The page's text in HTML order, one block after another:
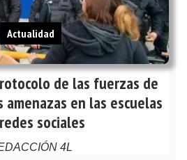
de las fuerzas de
en las escuelas
sociales
4L
Actualidad